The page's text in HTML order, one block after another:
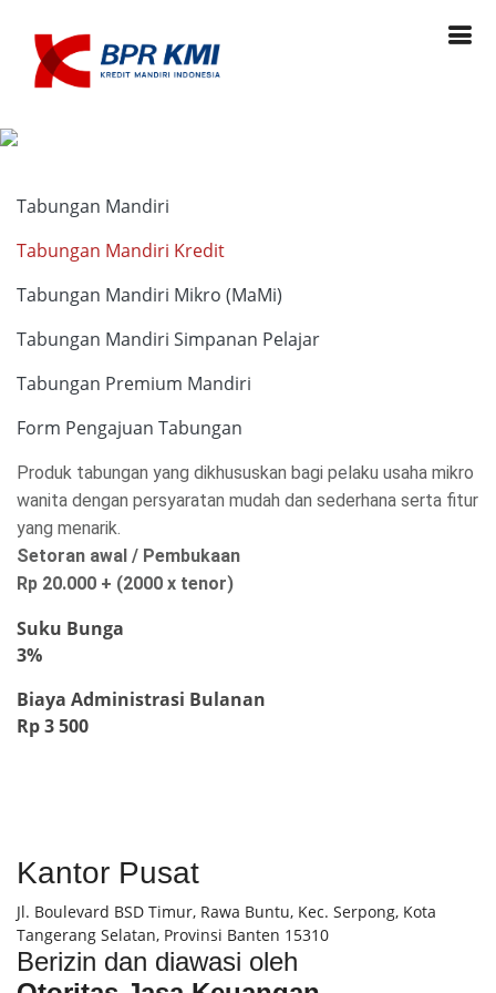
Tabungan Mandiri
Tabungan Mandiri Kredit
Tabungan Mandiri Mikro (MaMi)
Tabungan Mandiri Simpanan Pelajar
Tabungan Premium Mandiri
Form Pengajuan Tabungan
Produk tabungan yang dikhususkan bagi pelaku usaha mikro
wanita dengan persyaratan mudah dan sederhana serta fitur
yang menarik.
Setoran awal / Pembukaan
Rp 20.000 + (2000 x tenor)
Suku Bunga
3%
Biaya Administrasi Bulanan
Rp 3 500
Kantor Pusat
Jl. Boulevard BSD Timur, Rawa Buntu, Kec. Serpong, Kota
Tangerang Selatan, Provinsi Banten 15310
Berizin dan diawasi oleh